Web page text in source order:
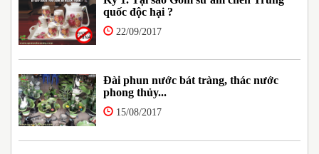
quốc độc hại ?
22/09/2017
Đài phun nước bát tràng, thác nước
phong thủy...
15/08/2017